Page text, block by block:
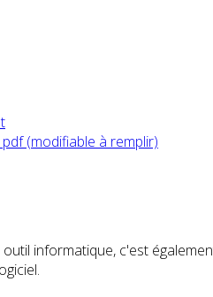
(modifiable à remplir)
informatique, c'est